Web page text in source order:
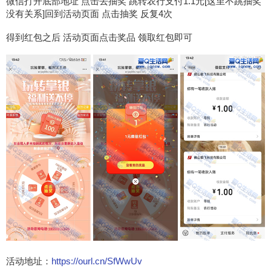
没有关系]回到活动页面 点击抽奖 反复4次
得到红包之后 活动页面点击奖品 领取红包即可
活动地址： https://ourl.cn/SfWwUv